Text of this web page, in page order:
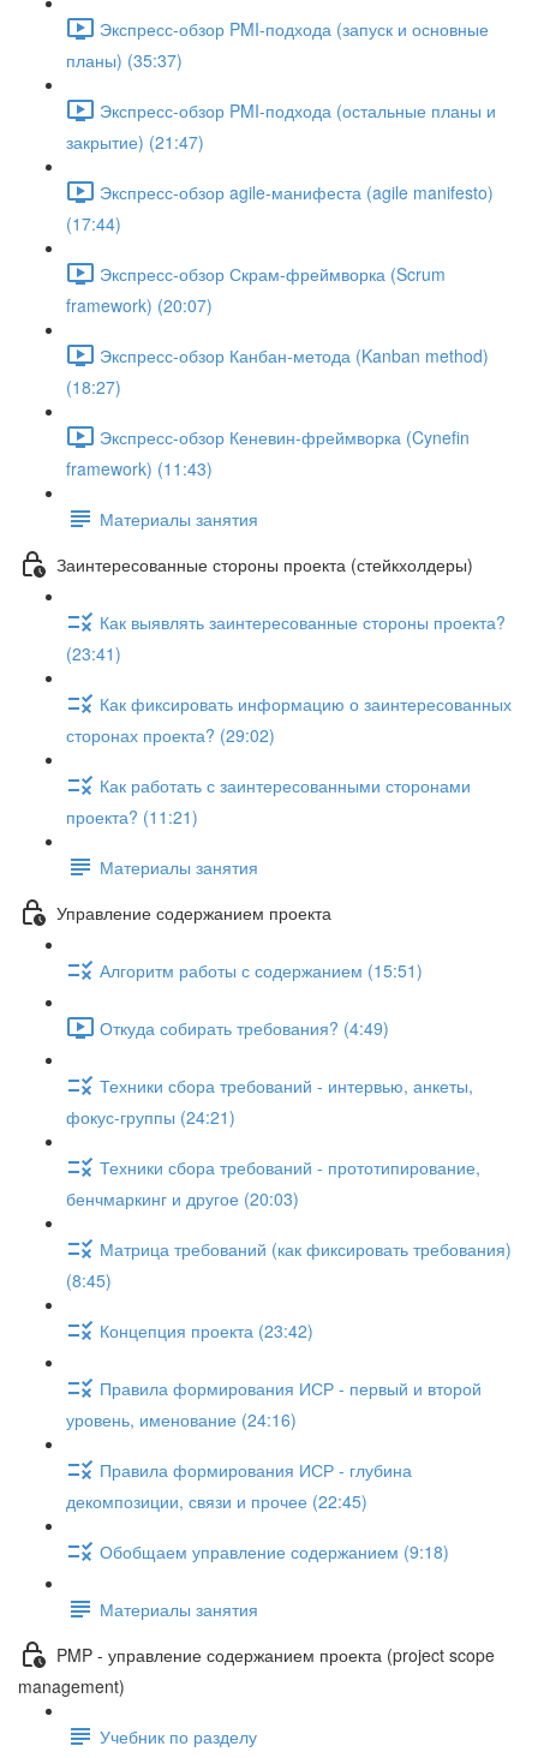
Экспресс-обзор PMI-подхода (запуск и основные
планы) (35:37)
Экспресс-обзор PMI-подхода (остальные планы и
закрытие) (21:47)
Экспресс-обзор agile-манифеста (agile manifesto)
(17:44)
Экспресс-обзор Скрам-фреймворка (Scrum
framework) (20:07)
Экспресс-обзор Канбан-метода (Kanban method)
(18:27)
Экспресс-обзор Кеневин-фреймворка (Cynefin
framework) (11:43)
Материалы занятия
Заинтересованные стороны проекта (стейкхолдеры)
Как выявлять заинтересованные стороны проекта?
(23:41)
Как фиксировать информацию о заинтересованных
сторонах проекта? (29:02)
Как работать с заинтересованными сторонами
проекта? (11:21)
Материалы занятия
Управление содержанием проекта
Алгоритм работы с содержанием (15:51)
Откуда собирать требования? (4:49)
Техники сбора требований - интервью, анкеты,
фокус-группы (24:21)
Техники сбора требований - прототипирование,
бенчмаркинг и другое (20:03)
Матрица требований (как фиксировать требования)
(8:45)
Концепция проекта (23:42)
Правила формирования ИСР - первый и второй
уровень, именование (24:16)
Правила формирования ИСР - глубина
декомпозиции, связи и прочее (22:45)
Обобщаем управление содержанием (9:18)
Материалы занятия
PMP - управление содержанием проекта (project scope
management)
Учебник по разделу